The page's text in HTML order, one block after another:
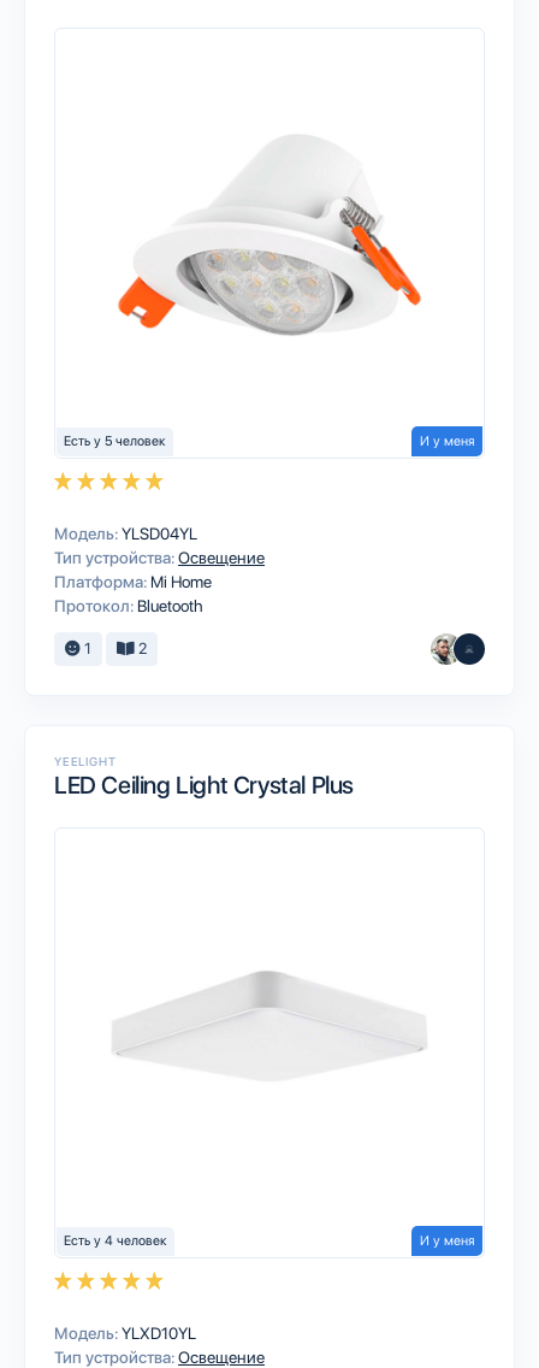
Есть у 5 человек И у меня
Модель:YLSD04YL
Тип устройства:Освещение
Платформа: Mi Home
Протокол: Bluetooth
1 2
YEELIGHT
LED Ceiling Light Crystal Plus
Есть у 4 человек И у меня
Модель:YLXD10YL
Тип устройства:Освещение